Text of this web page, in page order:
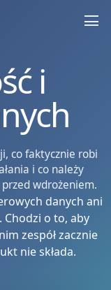
i
co faktycznie robi
i co należy
wdrożeniem.
danych ani
o to, aby
zespół zacznie
nie składa.